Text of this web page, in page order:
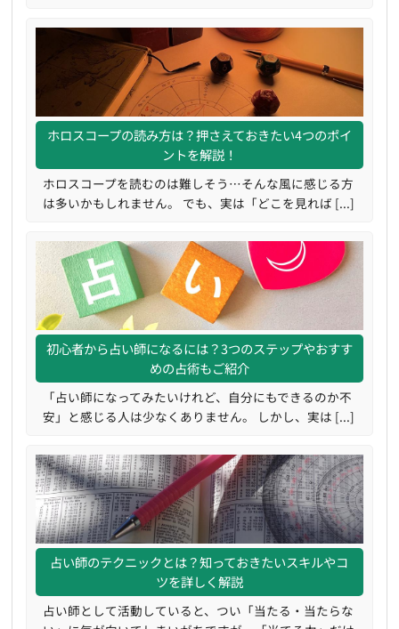
ホロスコープの読み方は？押さえておきたい4つのポイ
ントを解説！
ホロスコープを読むのは難しそう…そんな風に感じる方
は多いかもしれません。 でも、実は「どこを見れば [...]
初心者から占い師になるには？3つのステップやおすす
めの占術もご紹介
「占い師になってみたいけれど、自分にもできるのか不
安」と感じる人は少なくありません。 しかし、実は [...]
占い師のテクニックとは？知っておきたいスキルやコ
ツを詳しく解説
占い師として活動していると、つい「当たる・当たらな